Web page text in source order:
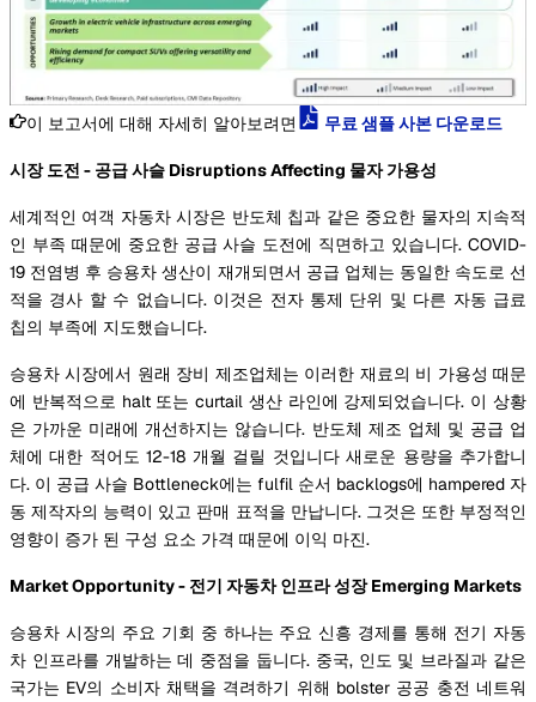
이 보고서에 대해 자세히 알아보려면 무료 샘플 사본 다운로드
시장 도전 - 공급 사슬 Disruptions Affecting 물자 가용성
세계적인 여객 자동차 시장은 반도체 칩과 같은 중요한 물자의 지속적
인 부족 때문에 중요한 공급 사슬 도전에 직면하고 있습니다. COVID-
19 전염병 후 승용차 생산이 재개되면서 공급 업체는 동일한 속도로 선
적을 경사 할 수 없습니다. 이것은 전자 통제 단위 및 다른 자동 급료
칩의 부족에 지도했습니다.
승용차 시장에서 원래 장비 제조업체는 이러한 재료의 비 가용성 때문
에 반복적으로 halt 또는 curtail 생산 라인에 강제되었습니다. 이 상황
은 가까운 미래에 개선하지는 않습니다. 반도체 제조 업체 및 공급 업
체에 대한 적어도 12-18 개월 걸릴 것입니다 새로운 용량을 추가합니
다. 이 공급 사슬 Bottleneck에는 fulfil 순서 backlogs에 hampered 자
동 제작자의 능력이 있고 판매 표적을 만납니다. 그것은 또한 부정적인
영향이 증가 된 구성 요소 가격 때문에 이익 마진.
Market Opportunity - 전기 자동차 인프라 성장 Emerging Markets
승용차 시장의 주요 기회 중 하나는 주요 신흥 경제를 통해 전기 자동
차 인프라를 개발하는 데 중점을 둡니다. 중국, 인도 및 브라질과 같은
국가는 EV의 소비자 채택을 격려하기 위해 bolster 공공 충전 네트워